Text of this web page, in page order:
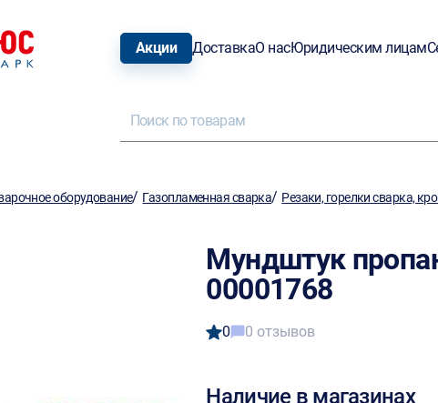
Акции ДоставкаО насЮридическим лицам
оборудование/ Газопламенная сварка/ Резаки, горелки сварка,
Мундштук
00001768
0 0 отзывов
Наличие в магазинах